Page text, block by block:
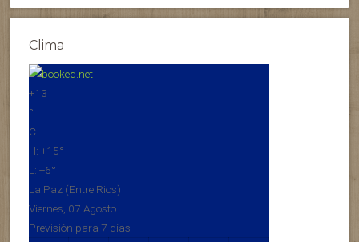
Clima
+13
°
C
H: +15°
L: +6°
La Paz (Entre Rios)
Viernes, 07 Agosto
Previsión para 7 días